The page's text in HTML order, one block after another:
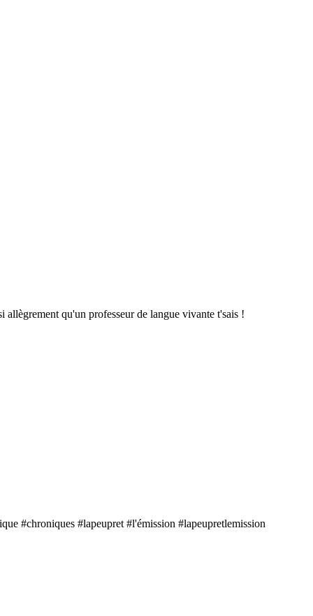
allègrement qu'un professeur de langue vivante t'sais !
#chroniques #lapeupret #l'émission #lapeupretlemission